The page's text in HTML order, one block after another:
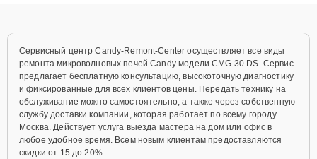
Сервисный центр Candy-Remont-Center осуществляет все виды
ремонта микроволновых печей Candy модели CMG 30 DS. Сервис
предлагает бесплатную консультацию, высокоточную диагностику
и фиксированные для всех клиентов цены. Передать технику на
обслуживание можно самостоятельно, а также через собственную
службу доставки компании, которая работает по всему городу
Москва. Действует услуга выезда мастера на дом или офис в
любое удобное время. Всем новым клиентам предоставляются
скидки от 15 до 20%.